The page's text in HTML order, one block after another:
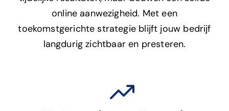
online aanwezigheid. Met een
toekomstgerichte strategie blijft jouw bedrijf
langdurig zichtbaar en presteren.